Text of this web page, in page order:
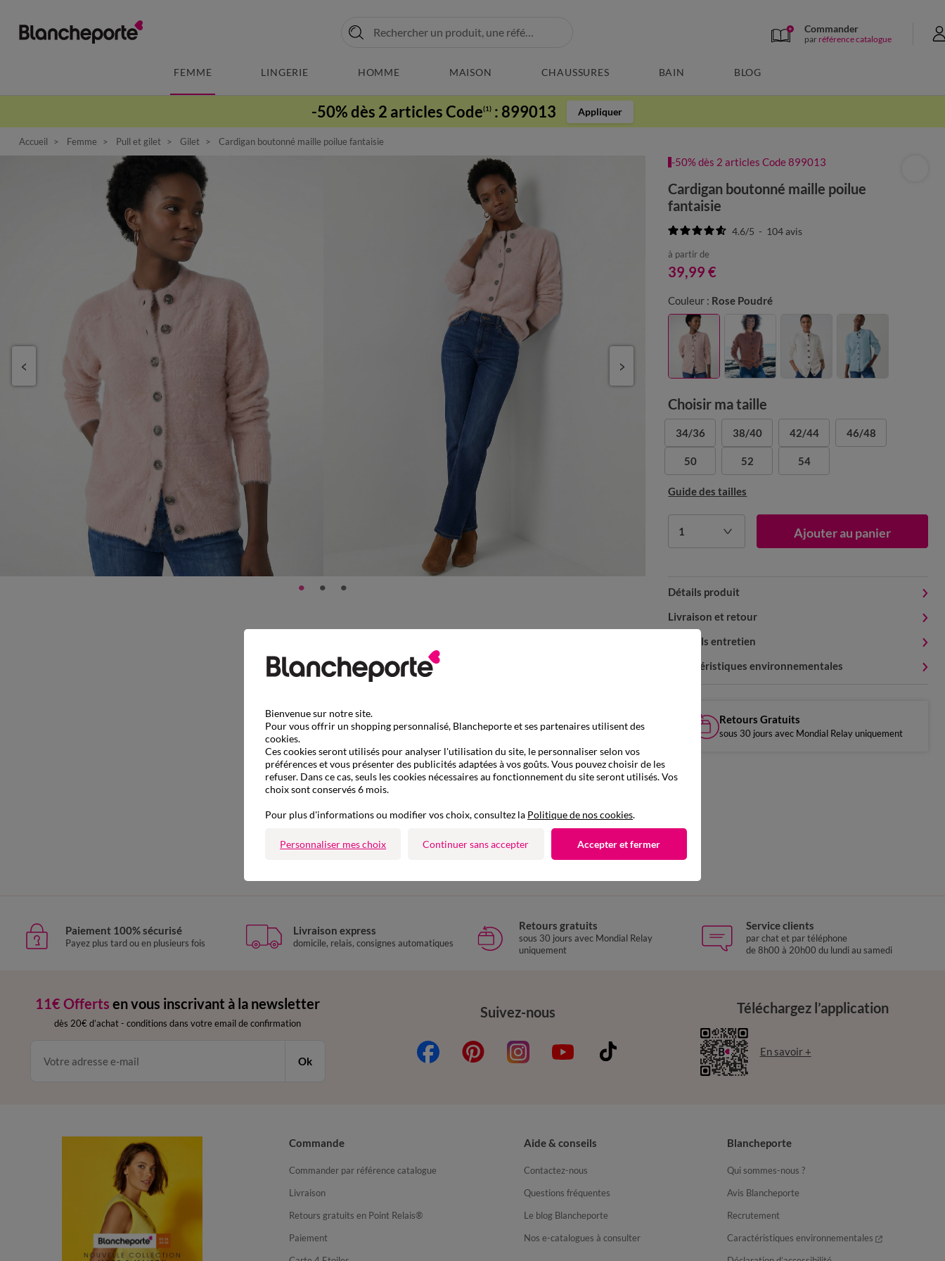
Commander
par référence catalogue
FEMME LINGERIE HOMME MAISON CHAUSSURES BAIN BLOG
-50% dès 2 articles Code(1) : 899013 Appliquer
Accueil Femme Pull et gilet Gilet Cardigan boutonné maille poilue fantaisie
-50% dès 2 articles Code 899013
Cardigan boutonné maille poilue
fantaisie
4.6/5 - 104avis
à partir de
39,99 €
Couleur : Rose Poudré
Choisir ma taille
34/36 38/40 42/44 46/48
50 52 54
Guide des tailles
1 Ajouter au panier
Détails produit
Livraison et retour
Conseils entretien
Caractéristiques environnementales
Retours Gratuits
sous 30 jours avec Mondial Relay uniquement
Gilet
Paiement 100% sécurisé
Payez plus tard ou en plusieurs fois
Livraison express
domicile, relais, consignes automatiques
Retours gratuits
sous 30 jours avec Mondial Relay
uniquement
Service clients
par chat et par téléphone
de 8h00 à 20h00 du lundi au samedi
11€ Offerts en vous inscrivant à la newsletter
dès 20€ d’achat - conditions dans votre email de confirmation
Ok
Suivez-nous Téléchargez l’application
En savoir +
Commande
Commander par référence catalogue
Livraison
Retours gratuits en Point Relais®
Paiement
Aide & conseils
Contactez-nous
Questions fréquentes
Le blog Blancheporte
Nos e-catalogues à consulter
Blancheporte
Qui sommes-nous ?
Avis Blancheporte
Recrutement
Caractéristiques environnementales
Bienvenue sur notre site.
Pour vous offrir un shopping personnalisé, Blancheporte et ses partenaires utilisent des
cookies.
Ces cookies seront utilisés pour analyser l'utilisation du site, le personnaliser selon vos
préférences et vous présenter des publicités adaptées à vos goûts. Vous pouvez choisir de les
refuser. Dans ce cas, seuls les cookies nécessaires au fonctionnement du site seront utilisés. Vos
choix sont conservés 6 mois.
Pour plus d'informations ou modifier vos choix, consultez la Politique de nos cookies.
Personnaliser mes choix Continuer sans accepter Accepter et fermer